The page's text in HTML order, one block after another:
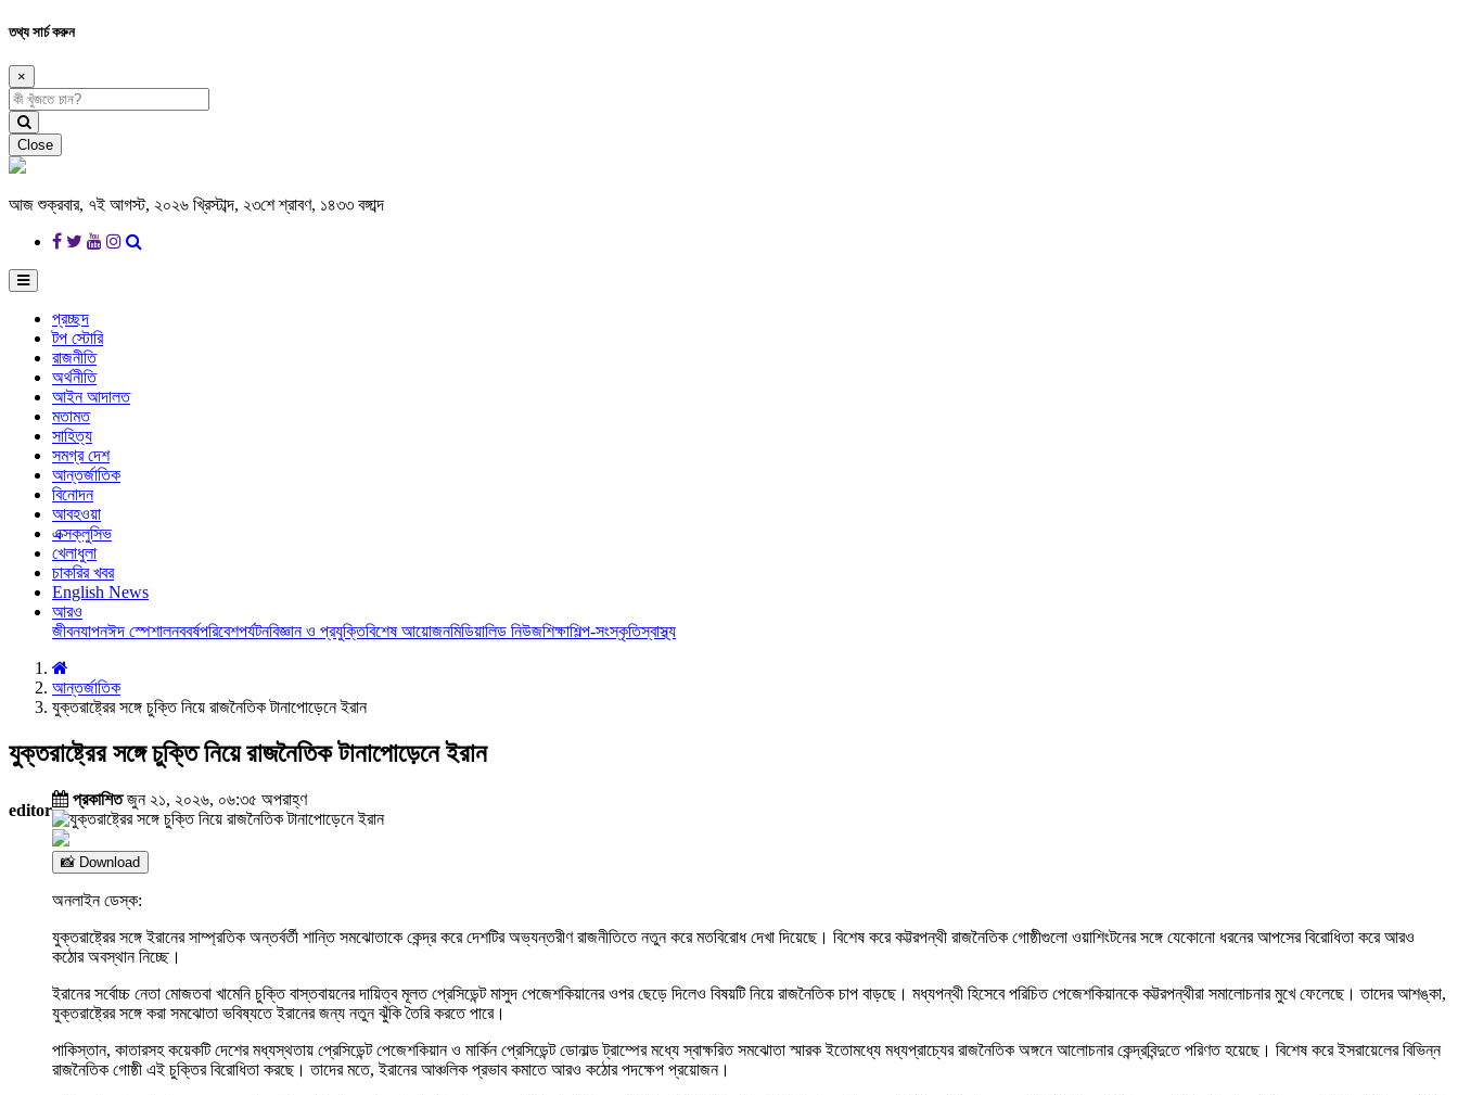
তথ্য সার্চ করুন
×
Close
আজ শুক্রবার, ৭ই আগস্ট, ২০২৬ খ্রিস্টাব্দ, ২৩শে শ্রাবণ, ১৪৩৩ বঙ্গাব্দ
প্রচ্ছদ
টপ স্টোরি
রাজনীতি
অর্থনীতি
আইন আদালত
মতামত
সাহিত্য
সমগ্র দেশ
আন্তর্জাতিক
বিনোদন
আবহওয়া
এক্সক্লুসিভ
খেলাধুলা
চাকরির খবর
English News
আরও
জীবনযাপনঈদ স্পেশালনববর্ষপরিবেশপর্যটনবিজ্ঞান ও প্রযুক্তিবিশেষ আয়োজনমিডিয়ালিড নিউজশিক্ষাশিল্প-সংস্কৃতিস্বাস্থ্য
আন্তর্জাতিক
যুক্তরাষ্ট্রের সঙ্গে চুক্তি নিয়ে রাজনৈতিক টানাপোড়েনে ইরান
যুক্তরাষ্ট্রের সঙ্গে চুক্তি নিয়ে রাজনৈতিক টানাপোড়েনে ইরান
editor
প্রকাশিতজুন ২১, ২০২৬, ০৬:৩৫ অপরাহ্ণ
📸 Download
অনলাইন ডেস্ক:
যুক্তরাষ্ট্রের সঙ্গে ইরানের সাম্প্রতিক অন্তর্বর্তী শান্তি সমঝোতাকে কেন্দ্র করে দেশটির অভ্যন্তরীণ রাজনীতিতে নতুন করে মতবিরোধ দেখা দিয়েছে। বিশেষ করে কট্টরপন্থী রাজনৈতিক গোষ্ঠীগুলো ওয়াশিংটনের সঙ্গে যেকোনো ধরনের আপসের বিরোধিতা করে আরও
কঠোর অবস্থান নিচ্ছে।
ইরানের সর্বোচ্চ নেতা মোজতবা খামেনি চুক্তি বাস্তবায়নের দায়িত্ব মূলত প্রেসিডেন্ট মাসুদ পেজেশকিয়ানের ওপর ছেড়ে দিলেও বিষয়টি নিয়ে রাজনৈতিক চাপ বাড়ছে। মধ্যপন্থী হিসেবে পরিচিত পেজেশকিয়ানকে কট্টরপন্থীরা সমালোচনার মুখে ফেলেছে। তাদের আশঙ্কা,
যুক্তরাষ্ট্রের সঙ্গে করা সমঝোতা ভবিষ্যতে ইরানের জন্য নতুন ঝুঁকি তৈরি করতে পারে।
পাকিস্তান, কাতারসহ কয়েকটি দেশের মধ্যস্থতায় প্রেসিডেন্ট পেজেশকিয়ান ও মার্কিন প্রেসিডেন্ট ডোনাল্ড ট্রাম্পের মধ্যে স্বাক্ষরিত সমঝোতা স্মারক ইতোমধ্যে মধ্যপ্রাচ্যের রাজনৈতিক অঙ্গনে আলোচনার কেন্দ্রবিন্দুতে পরিণত হয়েছে। বিশেষ করে ইসরায়েলের বিভিন্ন
রাজনৈতিক গোষ্ঠী এই চুক্তির বিরোধিতা করছে। তাদের মতে, ইরানের আঞ্চলিক প্রভাব কমাতে আরও কঠোর পদক্ষেপ প্রয়োজন।